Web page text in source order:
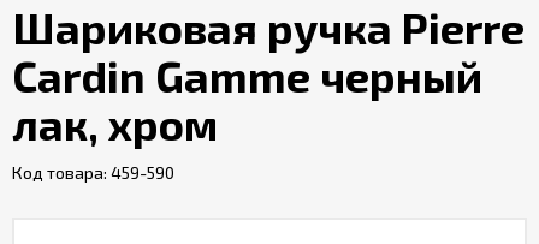
Обзоры
ручек
Контакты
Шариковая ручка Pierre
Cardin Gamme черный
лак, хром
Код товара: 459-590